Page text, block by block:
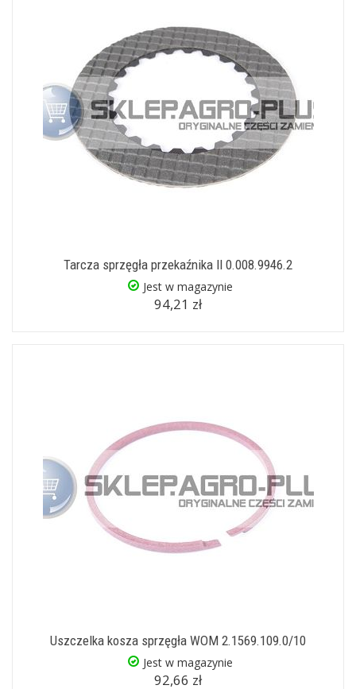
Tarcza sprzęgła przekaźnika II 0.008.9946.2
Jest w magazynie
94,21 zł
Uszczelka kosza sprzęgła WOM 2.1569.109.0/10
Jest w magazynie
92,66 zł